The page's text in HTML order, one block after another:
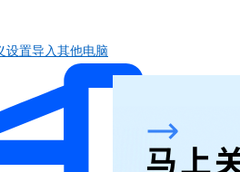
设置导入其他电脑